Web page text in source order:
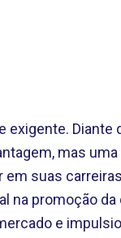
Diante
mas
suas
na promoção
e